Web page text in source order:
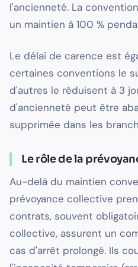
l'ancienneté. La
un maintien à 100 %
Le délai de carence est
certaines conventions le
d'autres le réduisent à 3
d'ancienneté peut être
supprimée dans les
Le rôle de la
Au-delà du maintien
prévoyance collective
contrats, souvent
collective, assurent un
cas d'arrêt prolongé. Ils